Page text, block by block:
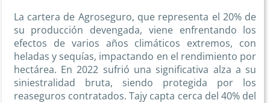
La cartera de Agroseguro, que representa el 20% de
su producción devengada, viene enfrentando los
efectos de varios años climáticos extremos, con
heladas y sequías, impactando en el rendimiento por
hectárea. En 2022 sufrió una significativa alza a su
siniestralidad bruta, siendo protegida por los
reaseguros contratados. Tajy capta cerca del 40% del